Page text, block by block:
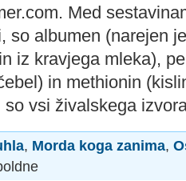
Med
so albumen (narejen
iz kravjega mleka),
in methionin
vsi živalskega
, Morda koga zanima,